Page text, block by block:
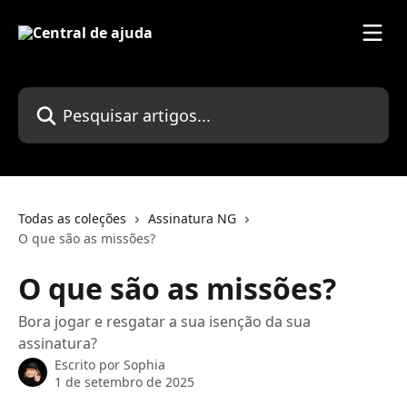
Pesquisar artigos...
Todas as coleções
Assinatura NG
O que são as missões?
O que são as missões?
Bora jogar e resgatar a sua isenção da sua
assinatura?
Escrito por Sophia
1 de setembro de 2025